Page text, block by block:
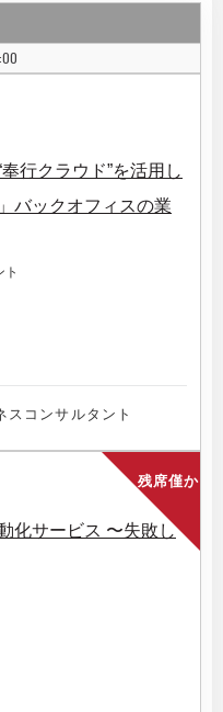
行クラウド”を活用し
バックオフィスの業
ト
スコンサルタント
残席僅か
化サービス 〜失敗し